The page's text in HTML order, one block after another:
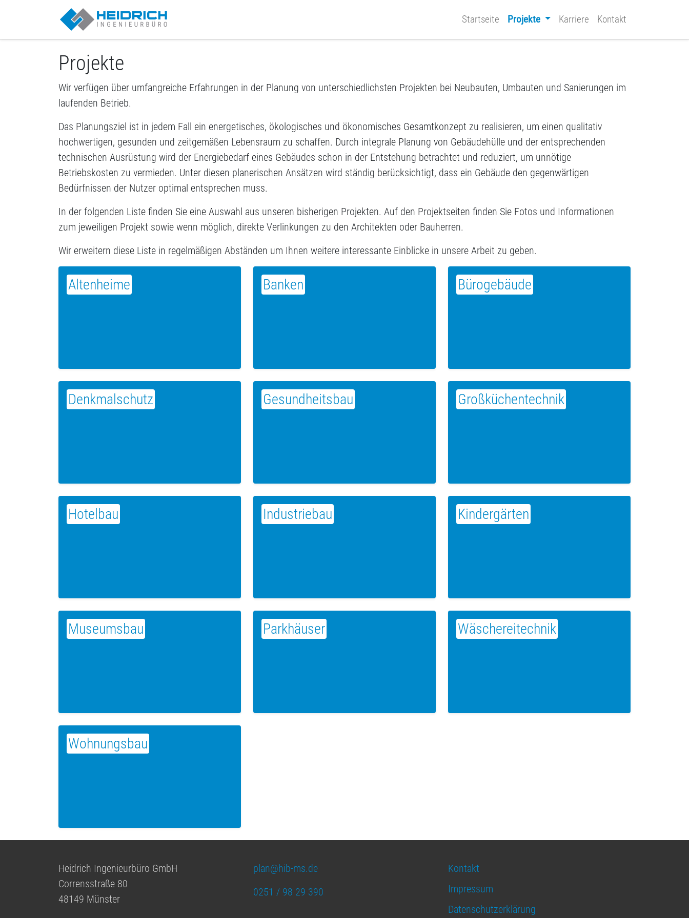
Startseite Projekte Karriere Kontakt
Projekte
Wir verfügen über umfangreiche Erfahrungen in der Planung von unterschiedlichsten Projekten bei Neubauten, Umbauten und Sanierungen im
laufenden Betrieb.
Das Planungsziel ist in jedem Fall ein energetisches, ökologisches und ökonomisches Gesamtkonzept zu realisieren, um einen qualitativ
hochwertigen, gesunden und zeitgemäßen Lebensraum zu schaffen. Durch integrale Planung von Gebäudehülle und der entsprechenden
technischen Ausrüstung wird der Energiebedarf eines Gebäudes schon in der Entstehung betrachtet und reduziert, um unnötige
Betriebskosten zu vermieden. Unter diesen planerischen Ansätzen wird ständig berücksichtigt, dass ein Gebäude den gegenwärtigen
Bedürfnissen der Nutzer optimal entsprechen muss.
In der folgenden Liste finden Sie eine Auswahl aus unseren bisherigen Projekten. Auf den Projektseiten finden Sie Fotos und Informationen
zum jeweiligen Projekt sowie wenn möglich, direkte Verlinkungen zu den Architekten oder Bauherren.
Wir erweitern diese Liste in regelmäßigen Abständen um Ihnen weitere interessante Einblicke in unsere Arbeit zu geben.
Altenheime Banken Bürogebäude
Denkmalschutz Gesundheitsbau Großküchentechnik
Hotelbau Industriebau Kindergärten
Museumsbau Parkhäuser Wäschereitechnik
Wohnungsbau
Heidrich Ingenieurbüro GmbH
Corrensstraße 80
48149 Münster
plan@hib-ms.de
0251 / 98 29 390
Kontakt
Impressum
Datenschutzerklärung